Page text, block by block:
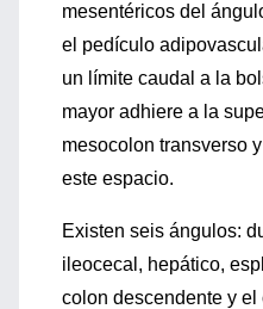
mesentéricos del
el pedículo
un límite caudal a la
mayor adhiere a la
mesocolon transverso
este espacio.
Existen seis ángulos:
ileocecal, hepático,
colon descendente y